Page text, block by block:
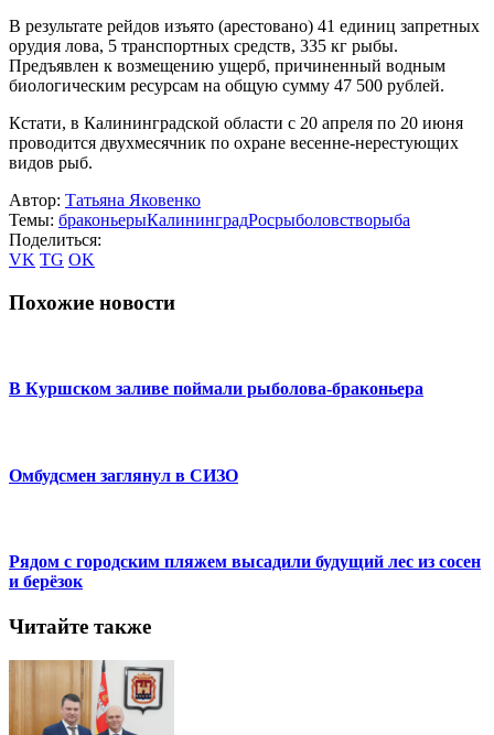
В результате рейдов изъято (арестовано) 41 единиц запретных
орудия лова, 5 транспортных средств, 335 кг рыбы.
Предъявлен к возмещению ущерб, причиненный водным
биологическим ресурсам на общую сумму 47 500 рублей.
Кстати, в Калининградской области с 20 апреля по 20 июня
проводится двухмесячник по охране весенне-нерестующих
видов рыб.
Автор: Татьяна Яковенко
Темы: браконьерыКалининградРосрыболовстворыба
Поделиться:
VK TG OK
Похожие новости
В Куршском заливе поймали рыболова-браконьера
Омбудсмен заглянул в СИЗО
Рядом с городским пляжем высадили будущий лес из сосен
и берёзок
Читайте также